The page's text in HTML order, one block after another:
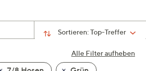
Sortieren:Top-Treffer
Alle Filter aufheben